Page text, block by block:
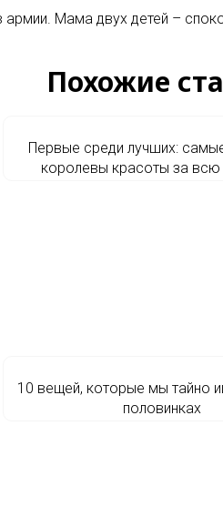
Мама двух детей –
Похожие
Первые среди лучших:
королевы красоты за
10 вещей, которые мы тайно
половинках